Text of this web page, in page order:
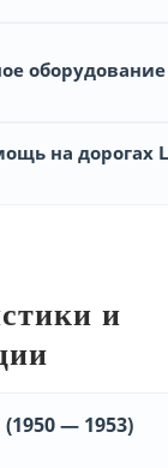
на дорогах
и
— 1953)